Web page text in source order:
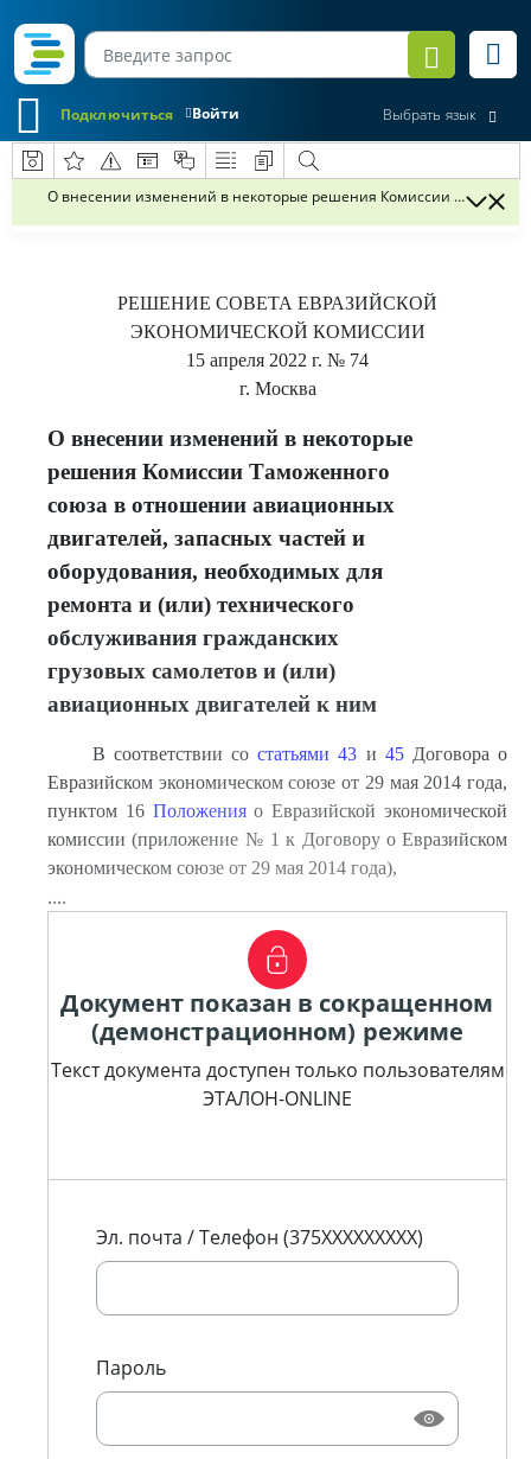
Войти
Подключиться Выбрать язык
О внесении изменений в некоторые решения Комиссии
РЕШЕНИЕ СОВЕТА ЕВРАЗИЙСКОЙ
ЭКОНОМИЧЕСКОЙ КОМИССИИ
15 апреля 2022 г. № 74
г. Москва
О внесении изменений в некоторые
решения Комиссии Таможенного
союза в отношении авиационных
двигателей, запасных частей и
оборудования, необходимых для
ремонта и (или) технического
обслуживания гражданских
грузовых самолетов и (или)
авиационных двигателей к ним
В соответствии состатьями 43 и 45Договора о
Евразийском экономическом союзе от 29 мая 2014 года,
пунктом 16 Положенияо Евразийской экономической
комиссии (приложение № 1 к Договору о Евразийском
экономическом союзе от 29 мая 2014 года),
....
Документ показан в сокращенном
(демонстрационном) режиме
Текст документа доступен только пользователям
ЭТАЛОН-ONLINE
Эл. почта / Телефон (375XXXXXXXXX)
Пароль